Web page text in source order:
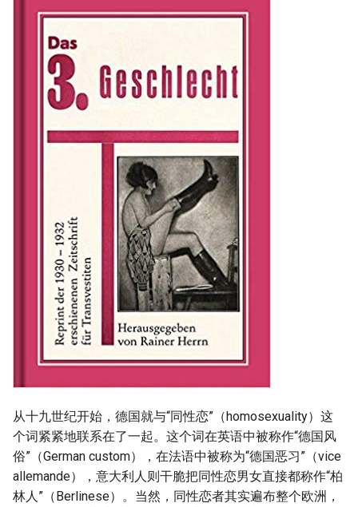
从十九世纪开始，德国就与“同性恋”（homosexuality）这
个词紧紧地联系在了一起。这个词在英语中被称作“德国风
俗”（German custom），在法语中被称为“德国恶习”（vice
allemande），意大利人则干脆把同性恋男女直接都称作“柏
林人”（Berlinese）。当然，同性恋者其实遍布整个欧洲，